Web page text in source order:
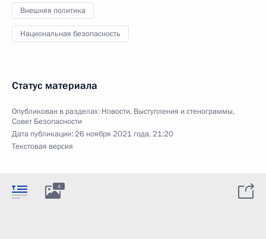
Внешняя политика
Национальная безопасность
Статус материала
Опубликован в разделах: Новости, Выступления и стенограммы,
Совет Безопасности
Дата публикации:26 ноября 2021 года, 21:20
Текстовая версия
4